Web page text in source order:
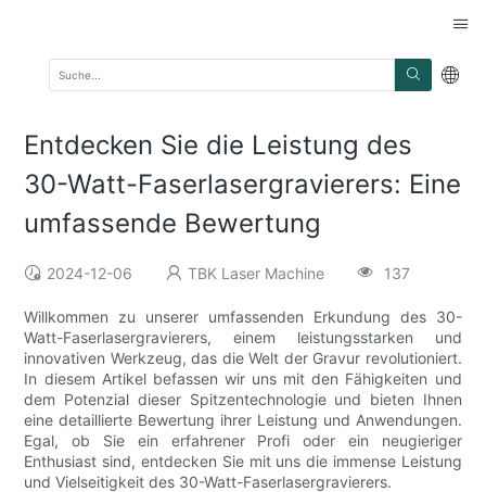
Entdecken Sie die Leistung des
30-Watt-Faserlasergravierers: Eine
umfassende Bewertung
2024-12-06 TBK Laser Machine 137
Willkommen zu unserer umfassenden Erkundung des 30-
Watt-Faserlasergravierers, einem leistungsstarken und
innovativen Werkzeug, das die Welt der Gravur revolutioniert.
In diesem Artikel befassen wir uns mit den Fähigkeiten und
dem Potenzial dieser Spitzentechnologie und bieten Ihnen
eine detaillierte Bewertung ihrer Leistung und Anwendungen.
Egal, ob Sie ein erfahrener Profi oder ein neugieriger
Enthusiast sind, entdecken Sie mit uns die immense Leistung
und Vielseitigkeit des 30-Watt-Faserlasergravierers.